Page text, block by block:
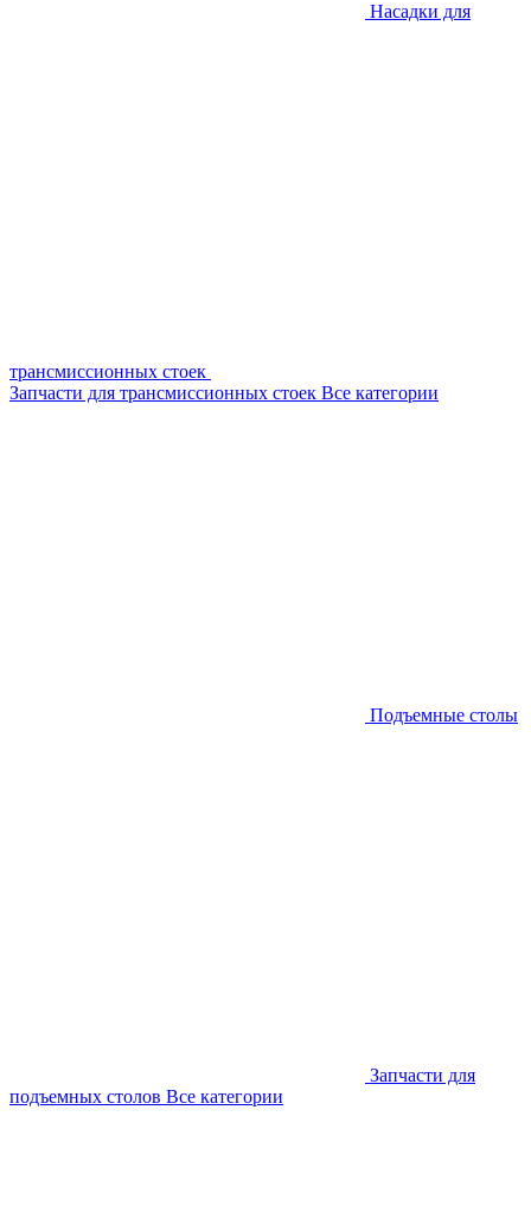
Насадки для
трансмиссионных стоек
Запчасти для трансмиссионных стоек Все категории
Подъемные столы
Запчасти для
подъемных столов Все категории